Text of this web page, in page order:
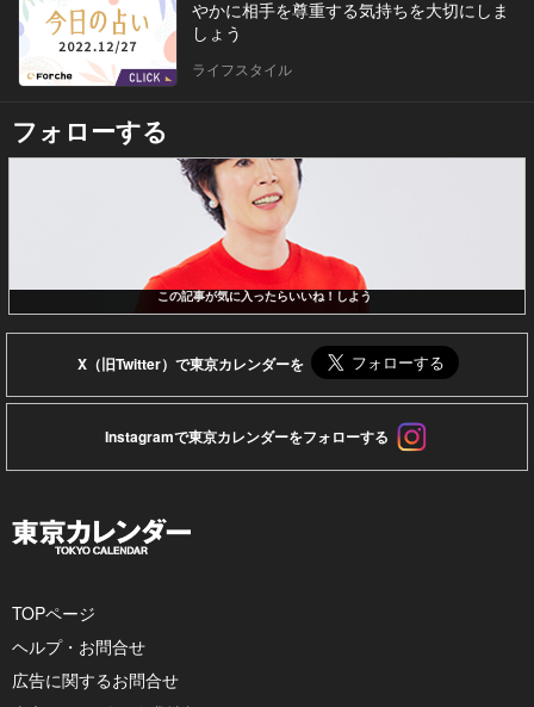
やかに相手を尊重する気持ちを大切にしま
しょう
ライフスタイル
フォローする
この記事が気に入ったらいいね！しよう
X（旧Twitter）で東京カレンダーを
Instagramで東京カレンダーをフォローする
TOPページ
ヘルプ・お問合せ
広告に関するお問合せ